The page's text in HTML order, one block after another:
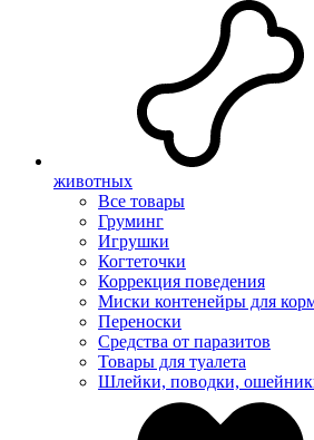
животных
Все товары
Груминг
Игрушки
Когтеточки
Коррекция поведения
Миски контенейры для
Переноски
Средства от паразитов
Товары для туалета
Шлейки, поводки,